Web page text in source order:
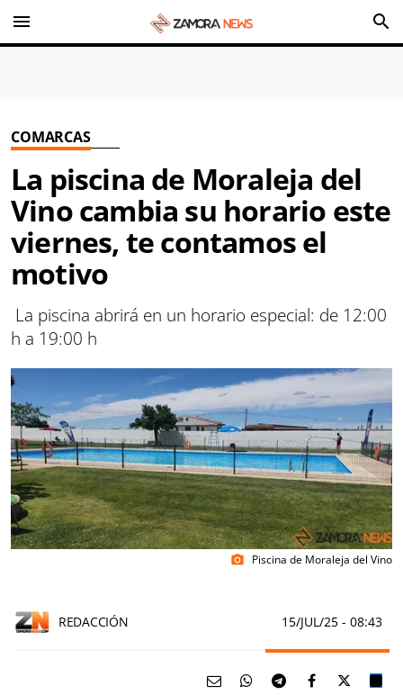
menu search
COMARCAS
La piscina de Moraleja del
Vino cambia su horario este
viernes, te contamos el
motivo
La piscina abrirá en un horario especial: de 12:00
h a 19:00 h
photo_camera Piscina de Moraleja del Vino
REDACCIÓN 15/JUL/25 - 08:43